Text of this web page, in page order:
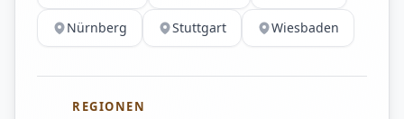
Nürnberg Stuttgart Wiesbaden
REGIONEN